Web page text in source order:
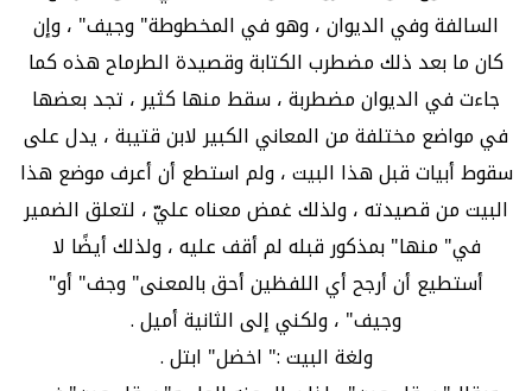
السالفة وفي الديوان ، وهو في المخطوطة" وجيف" ، وإن
كان ما بعد ذلك مضطرب الكتابة وقصيدة الطرماح هذه كما
جاءت في الديوان مضطربة ، سقط منها كثير ، تجد بعضها
في مواضع مختلفة من المعاني الكبير لابن قتيبة ، يدل على
سقوط أبيات قبل هذا البيت ، ولم استطع أن أعرف موضع هذا
البيت من قصيدته ، ولذلك غمض معناه عليّ ، لتعلق الضمير
في" منها" بمذكور قبله لم أقف عليه ، ولذلك أيضًا لا
أستطيع أن أرجح أي اللفظين أحق بالمعنى" وجف" أو"
وجيف" ، ولكني إلى الثانية أميل .
ولغة البيت :" اخضل" ابتل .